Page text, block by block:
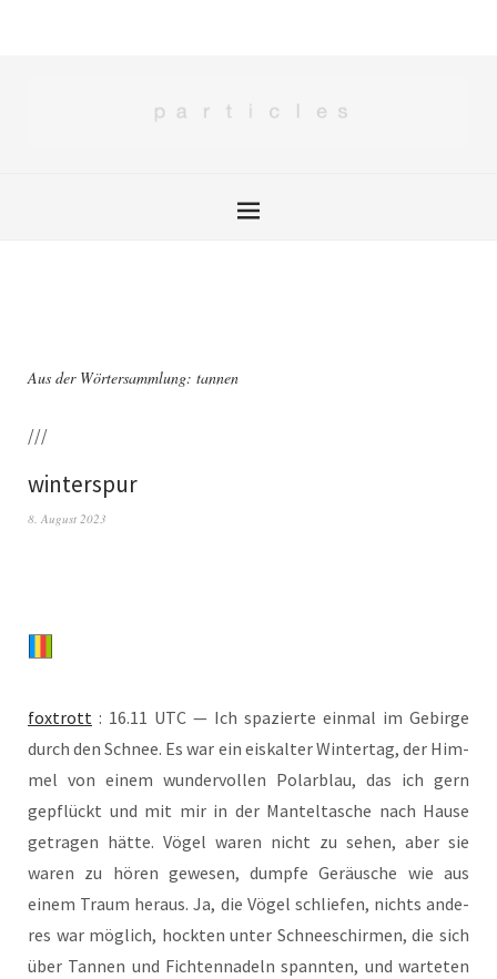
Aus der Wörtersammlung: tannen
///
winterspur
8. August 2023
fox­trott : 16.11 UTC — Ich spa­zier­te ein­mal im Gebir­ge
durch den Schnee. Es war ein eis­kal­ter Win­ter­tag, der Him­
mel von einem wun­der­vol­len Polar­blau, das ich gern
gepflückt und mit mir in der Man­tel­ta­sche nach Hau­se
getra­gen hät­te. Vögel waren nicht zu sehen, aber sie
waren zu hören gewe­sen, dump­fe Geräu­sche wie aus
einem Traum her­aus. Ja, die Vögel schlie­fen, nichts ande­
res war mög­lich, hock­ten unter Schnee­schir­men, die sich
über Tan­nen und Fich­ten­na­deln spann­ten, und war­te­ten